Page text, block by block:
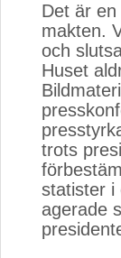
Det är
makten.
och
Huset
trots
statister i
agerade